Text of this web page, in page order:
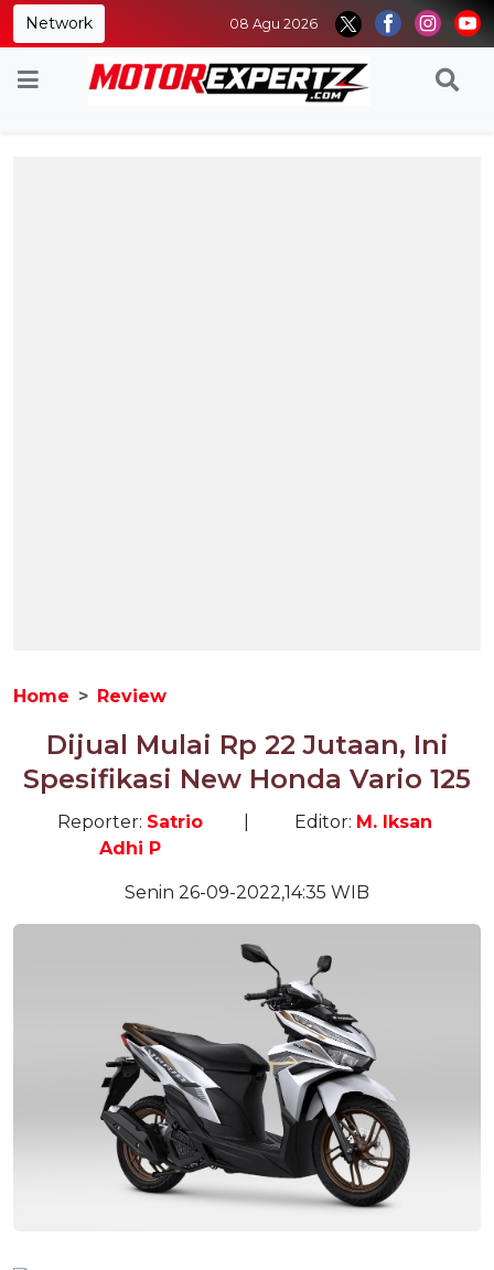
Network 08 Agu 2026
Home Review
Dijual Mulai Rp 22 Jutaan, Ini
Spesifikasi New Honda Vario 125
Reporter: Satrio
Adhi P
Editor: M. Iksan
Senin 26-09-2022,14:35 WIB